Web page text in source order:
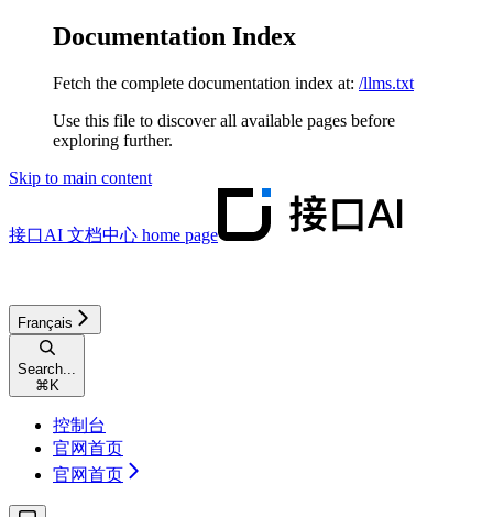
Documentation Index
Fetch the complete documentation index at: /llms.txt
Use this file to discover all available pages before
exploring further.
Skip to main content
接口AI 文档中心 home page
Français
Search...
⌘ K
控制台
官网首页
官网首页